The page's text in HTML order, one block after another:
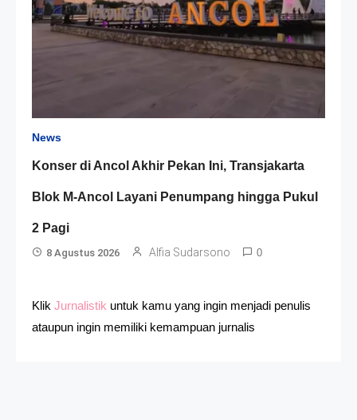
News
Konser di Ancol Akhir Pekan Ini, Transjakarta
Blok M-Ancol Layani Penumpang hingga Pukul
2 Pagi
8 Agustus 2026 Alfia Sudarsono 0
Klik Jurnalistik untuk kamu yang ingin menjadi penulis
ataupun ingin memiliki kemampuan jurnalis